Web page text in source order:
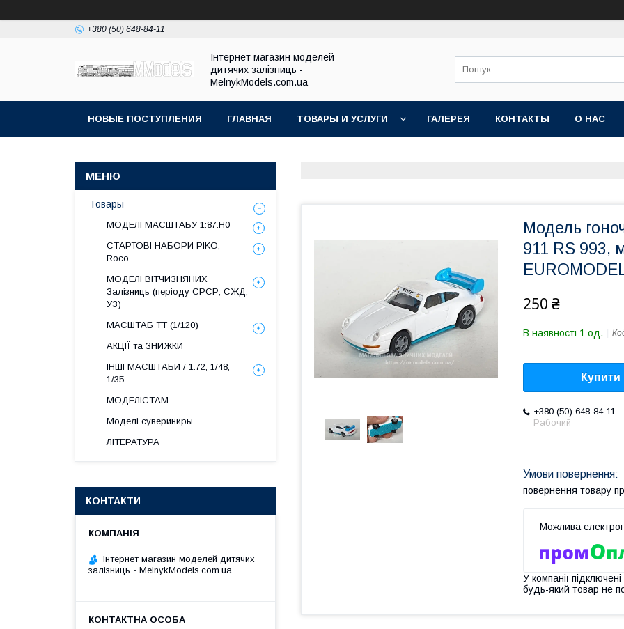
+380 (50) 648-84-11
Інтернет магазин моделей
дитячих залізниць -
MelnykModels.com.ua
НОВЫЕ ПОСТУПЛЕНИЯ ГЛАВНАЯ ТОВАРЫ И УСЛУГИ ГАЛЕРЕЯ КОНТАКТЫ О НАС
Модель
911 RS 993,
250 ₴
В наявності 1 од.
Купити
+380 (50) 648-84-11
Рабочий
повернення товару
У компанії
будь-який товар не
Товары
МОДЕЛІ МАСШТАБУ 1:87.H0
СТАРТОВІ НАБОРИ PIKO,
Roco
МОДЕЛІ ВІТЧИЗНЯНИХ
Залізниць (періоду СРСР, СЖД,
УЗ)
МАСШТАБ ТТ (1/120)
АКЦІЇ та ЗНИЖКИ
ІНШІ МАСШТАБИ / 1.72, 1/48,
1/35...
МОДЕЛІСТАМ
Моделі сувериниры
ЛІТЕРАТУРА
КОНТАКТИ
Інтернет магазин моделей дитячих
залізниць - MelnykModels.com.ua